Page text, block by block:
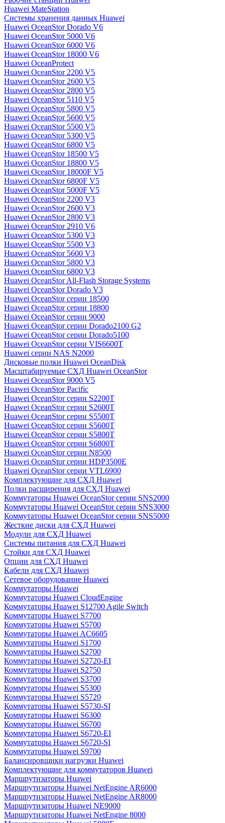
Huawei MateStation
Системы хранения данных Huawei
Huawei OceanStor Dorado V6
Huawei OceanStor 5000 V6
Huawei OceanStor 6000 V6
Huawei OceanStor 18000 V6
Huawei OceanProtect
Huawei OceanStor 2200 V5
Huawei OceanStor 2600 V5
Huawei OceanStor 2800 V5
Huawei OceanStor 5110 V5
Huawei OceanStor 5800 V5
Huawei OceanStor 5600 V5
Huawei OceanStor 5500 V5
Huawei OceanStor 5300 V5
Huawei OceanStor 6800 V5
Huawei OceanStor 18500 V5
Huawei OceanStor 18800 V5
Huawei OceanStor 18000F V5
Huawei OceanStor 6800F V5
Huawei OceanStor 5000F V5
Huawei OceanStor 2200 V3
Huawei OceanStor 2600 V3
Huawei OceanStor 2800 V3
Huawei OceanStor 2910 V6
Huawei OceanStor 5300 V3
Huawei OceanStor 5500 V3
Huawei OceanStor 5600 V3
Huawei OceanStor 5800 V3
Huawei OceanStor 6800 V3
Huawei OceanStor All-Flash Storage Systems
Huawei OceanStor Dorado V3
Huawei OceanStor серии 18500
Huawei OceanStor серии 18800
Huawei OceanStor серии 9000
Huawei OceanStor серии Dorado2100 G2
Huawei OceanStor серии Dorado5100
Huawei OceanStor серии VIS6600T
Huawei серии NAS N2000
Дисковые полки Huawei OceanDisk
Масштабируемые СХД Huawei OceanStor
Huawei OceanStor 9000 V5
Huawei OceanStor Pacific
Huawei OceanStor серии S2200T
Huawei OceanStor серии S2600T
Huawei OceanStor серии S5500T
Huawei OceanStor серии S5600T
Huawei OceanStor серии S5800T
Huawei OceanStor серии S6800T
Huawei OceanStor серии N8500
Huawei OceanStor серии HDP3500E
Huawei OceanStor серии VTL6900
Комплектующие для СХД Huawei
Полки расширения для СХД Huawei
Коммутаторы Huawei OceanStor серии SNS2000
Коммутаторы Huawei OceanStor серии SNS3000
Коммутаторы Huawei OceanStor серии SNS5000
Жесткие диски для СХД Huawei
Модули для СХД Huawei
Системы питания для СХД Huawei
Стойки для СХД Huawei
Опции для СХД Huawei
Кабели для СХД Huawei
Сетевое оборудование Huawei
Коммутаторы Huawei
Коммутаторы Huawei CloudEngine
Коммутаторы Huawei S12700 Agile Switch
Коммутаторы Huawei S7700
Коммутаторы Huawei S5700
Коммутаторы Huawei AC6605
Коммутаторы Huawei S1700
Коммутаторы Huawei S2700
Коммутаторы Huawei S2720-EI
Коммутаторы Huawei S2750
Коммутаторы Huawei S3700
Коммутаторы Huawei S5300
Коммутаторы Huawei S5720
Коммутаторы Huawei S5730-SI
Коммутаторы Huawei S6300
Коммутаторы Huawei S6700
Коммутаторы Huawei S6720-EI
Коммутаторы Huawei S6720-SI
Коммутаторы Huawei S9700
Балансировщики нагрузки Huawei
Комплектующие для коммутаторов Huawei
Маршрутизаторы Huawei
Маршрутизаторы Huawei NetEngine AR6000
Маршрутизаторы Huawei NetEngine AR8000
Маршрутизаторы Huawei NE9000
Маршрутизаторы Huawei NetEngine 8000